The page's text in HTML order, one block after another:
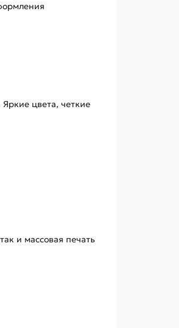
цвета, четкие
и массовая печать